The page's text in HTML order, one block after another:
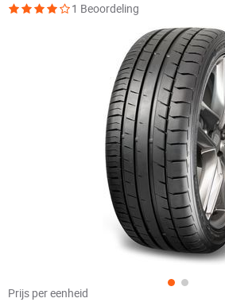
1 Beoordeling
Prijs per eenheid